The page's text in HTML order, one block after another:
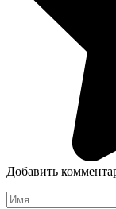
Добавить
Имя